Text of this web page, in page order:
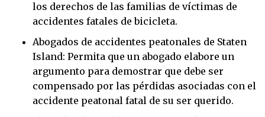
los derechos de las familias de víctimas de
accidentes fatales de bicicleta.
Abogados de accidentes peatonales de Staten
Island: Permita que un abogado elabore un
argumento para demostrar que debe ser
compensado por las pérdidas asociadas con el
accidente peatonal fatal de su ser querido.